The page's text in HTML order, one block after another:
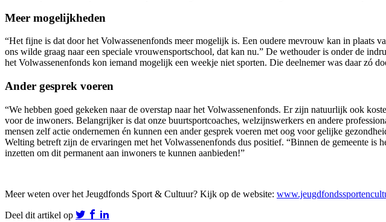
Meer mogelijkheden
“Het fijne is dat door het Volwassenenfonds meer mogelijk is. Een oudere mevrouw kan in plaats
ons wilde graag naar een speciale vrouwensportschool, dat kan nu.” De wethouder is onder de
het Volwassenenfonds kon iemand mogelijk een weekje niet sporten. Die deelnemer was daar zó
Ander gesprek voeren
“We hebben goed gekeken naar de overstap naar het Volwassenenfonds. Er zijn natuurlijk ook
voor de inwoners. Belangrijker is dat onze buurtsportcoaches, welzijnswerkers en andere
mensen zelf actie ondernemen én kunnen een ander gesprek voeren met oog voor gelijke
Welting betreft zijn de ervaringen met het Volwassenenfonds dus positief. “Binnen de gemeente
inzetten om dit permanent aan inwoners te kunnen aanbieden!”
Meer weten over het Jeugdfonds Sport & Cultuur? Kijk op de website:
Deel dit artikel op